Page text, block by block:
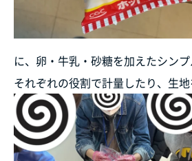
に、卵・牛乳・砂糖を加えたシンプ
それぞれの役割で計量したり、生地